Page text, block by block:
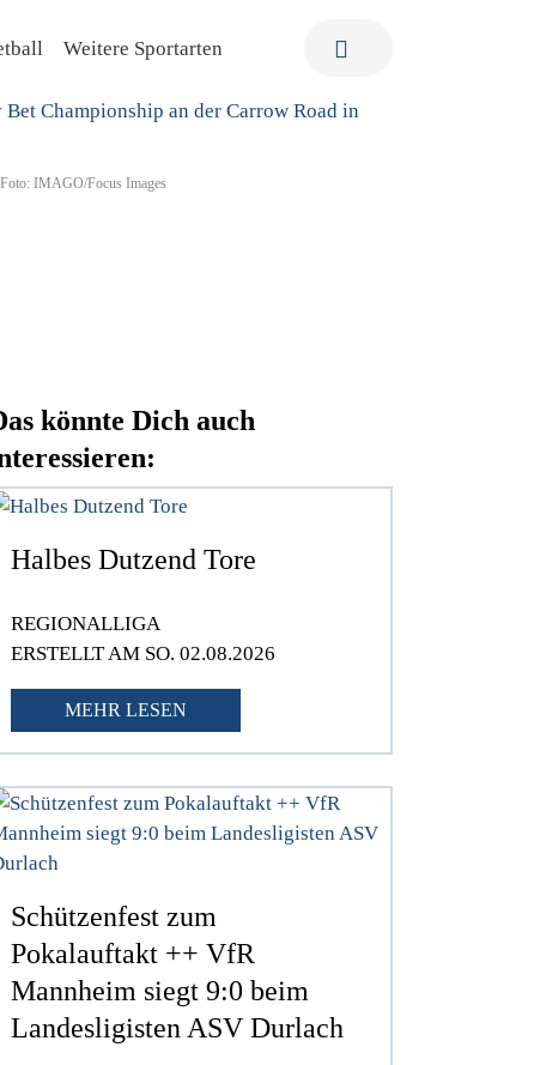
Weitere Sportarten
IMAGO/Focus Images
könnte Dich auch
Halbes Dutzend Tore
REGIONALLIGA
ERSTELLT AM SO. 02.08.2026
MEHR LESEN
Schützenfest zum
Pokalauftakt ++ VfR
Mannheim siegt 9:0 beim
Landesligisten ASV Durlach